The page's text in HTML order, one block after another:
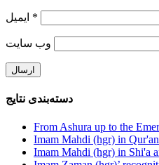
*
وب‌ سایت
دسته‌بندی نتایج
From Ashura up to the
Imam Mahdi (hgr) in Qur'an
Imam Mahdi (hgr) in Shi'a